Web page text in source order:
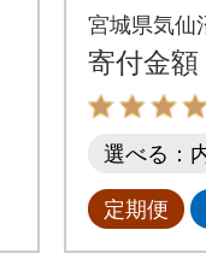
約
64464]
宮城県気仙
寄付金額
選べる：
定期便